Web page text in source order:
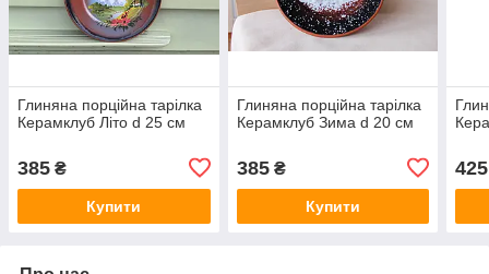
Глиняна порційна тарілка
Керамклуб Літо d 25 см
385 ₴
Купити
Глиняна порційна тарілка
Керамклуб Зима d 20 см
385₴
Купити
425